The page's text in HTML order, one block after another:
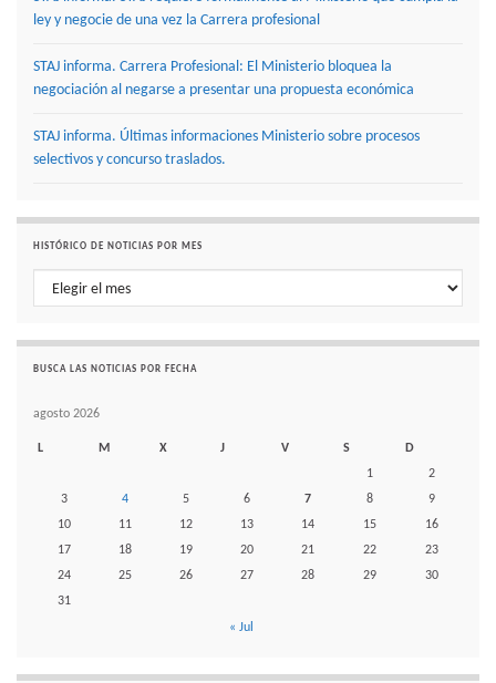
ley y negocie de una vez la Carrera profesional
STAJ informa. Carrera Profesional: El Ministerio bloquea la
negociación al negarse a presentar una propuesta económica
STAJ informa. Últimas informaciones Ministerio sobre procesos
selectivos y concurso traslados.
HISTÓRICO DE NOTICIAS POR MES
Histórico de noticias por mes
BUSCA LAS NOTICIAS POR FECHA
agosto 2026
L M X J V S
D
1
2
3
4 5 6 7 8
9
10
11 12 13 14 15
16
17
18 19 20 21 22
23
24
25 26 27 28 29
30
31
« Jul